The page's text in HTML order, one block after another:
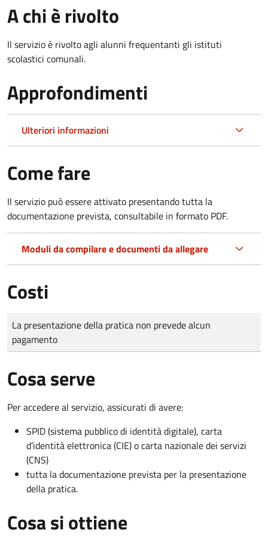
A chi è rivolto
Il servizio è rivolto agli alunni frequentanti gli istituti
scolastici comunali.
Approfondimenti
Ulteriori informazioni
Come fare
Il servizio può essere attivato presentando tutta la
documentazione prevista, consultabile in formato PDF.
Moduli da compilare e documenti da allegare
Costi
Tipo di pagamento
Importo
La presentazione della pratica non prevede alcun
pagamento
Cosa serve
Per accedere al servizio, assicurati di avere:
SPID (sistema pubblico di identità digitale), carta
d’identità elettronica (CIE) o carta nazionale dei servizi
(CNS)
tutta la documentazione prevista per la presentazione
della pratica.
Cosa si ottiene